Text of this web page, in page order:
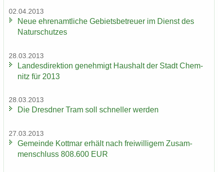
02.04.2013
Neue eh­ren­amt­li­che Ge­biets­be­treu­er im Dienst des
Na­tur­schut­zes
28.03.2013
Lan­des­di­rek­ti­on ge­neh­migt Haus­halt der Stadt Chem­
nitz für 2013
28.03.2013
Die Dresd­ner Tram soll schnel­ler wer­den
27.03.2013
Ge­mein­de Kott­mar er­hält nach frei­wil­li­gem Zu­sam­
men­schluss 808.600 EUR